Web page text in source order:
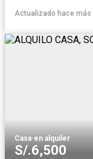
Actualizado hace más
Casa·en alquiler
S/.6,500